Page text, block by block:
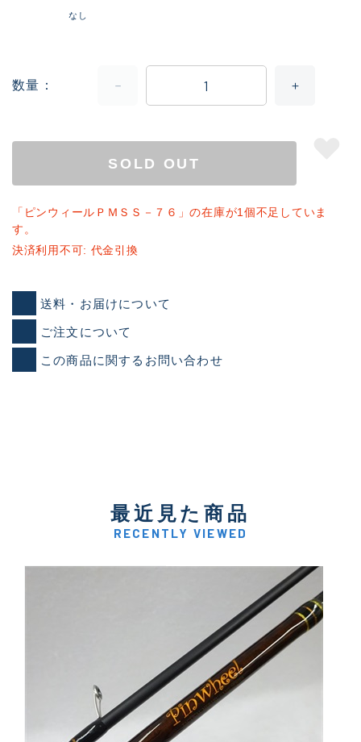
なし
数量
SOLD OUT
「ピンウィールＰＭＳＳ－７６」の在庫が1個不足していま
す。
決済利用不可: 代金引換
送料・お届けについて
ご注文について
この商品に関するお問い合わせ
最近見た商品
RECENTLY VIEWED